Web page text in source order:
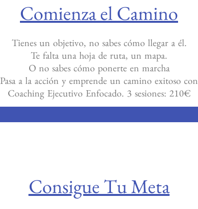
Comienza el Camino
Tienes un objetivo, no sabes cómo llegar a él.
Te falta una hoja de ruta, un mapa.
O no sabes cómo ponerte en marcha
Pasa a la acción y emprende un camino exitoso con
Coaching Ejecutivo Enfocado. 3 sesiones: 210€
Consigue Tu Meta